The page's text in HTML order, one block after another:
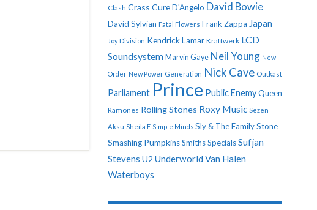
Clash Crass CureD'Angelo David Bowie
David Sylvian Fatal Flowers Frank Zappa Japan
Joy Division Kendrick Lamar Kraftwerk LCD
Soundsystem Marvin Gaye Neil Young New
Order New Power Generation Nick Cave Outkast
Parliament Prince Public EnemyQueen
Ramones Rolling Stones Roxy Music Sezen
Aksu Sheila E Simple Minds Sly & The Family Stone
Smashing PumpkinsSmithsSpecialsSufjan
Stevens U2 Underworld Van Halen
Waterboys